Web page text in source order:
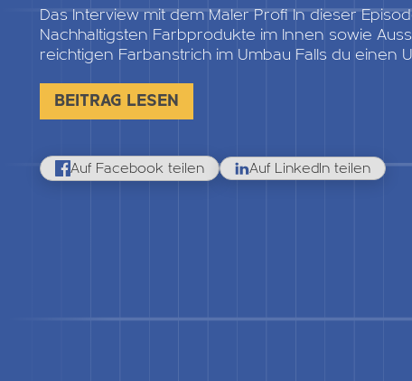
Das Interview mit dem Maler Profi In dieser
Nachhaltigsten Farbprodukte im Innen sowie
reichtigen Farbanstrich im Umbau Falls du einen
BEITRAG LESEN
Auf Facebook teilen Auf LinkedIn teilen